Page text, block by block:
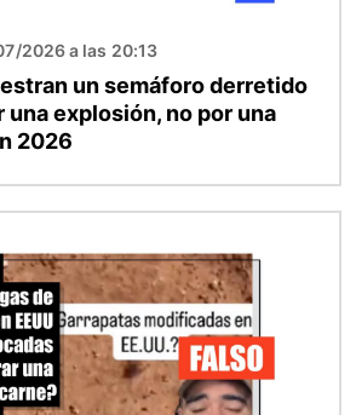
2026 a las 20:13
un semáforo derretido
una explosión, no por una
2026